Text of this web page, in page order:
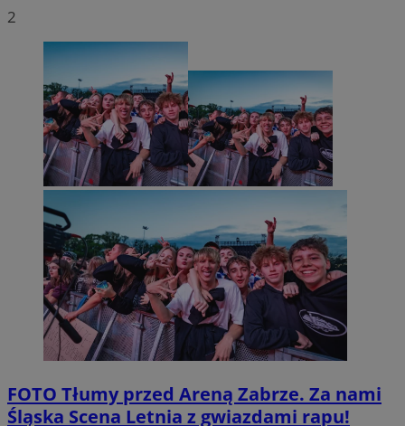
2
FOTO Tłumy przed Areną Zabrze. Za nami
Śląska Scena Letnia z gwiazdami rapu!